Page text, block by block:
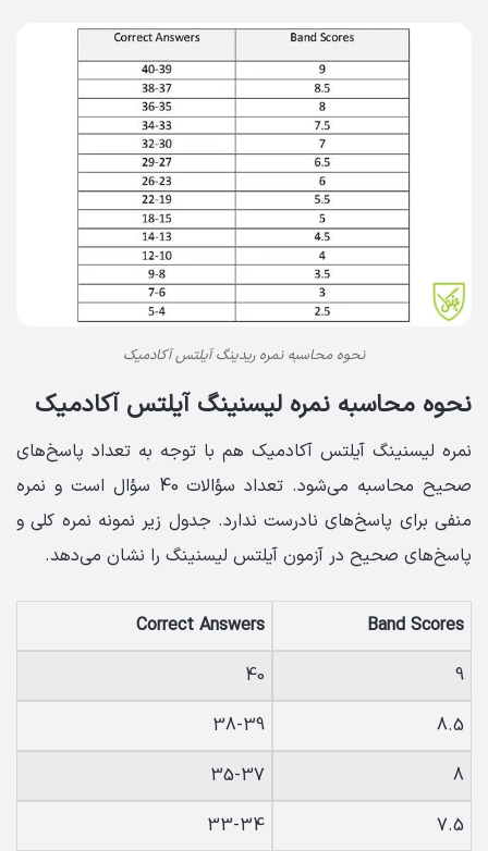
نحوه محاسبه نمره ریدینگ آیلتس آکادمیک
نحوه محاسبه نمره لیسنینگ آیلتس آکادمیک
نمره لیسنینگ آیلتس آکادمیک هم با توجه به تعداد پاسخ‌های
صحیح محاسبه می‌شود. تعداد سؤالات 40 سؤال است و نمره
منفی برای پاسخ‌های نادرست ندارد. جدول زیر نمونه نمره کلی و
پاسخ‌های صحیح در آزمون آیلتس لیسنینگ را نشان می‌دهد.
Band Scores
Correct Answers
9
40
8.5
38-39
8
35-37
7.5
33-34